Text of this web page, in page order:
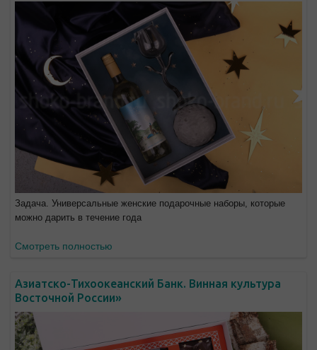
Задача. Универсальные женские подарочные наборы, которые
можно дарить в течение года
Смотреть полностью
Азиатско-Тихоокеанский Банк. Винная культура
Восточной России»